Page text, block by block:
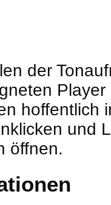
der
Player
hoffentlich
und
öffnen.